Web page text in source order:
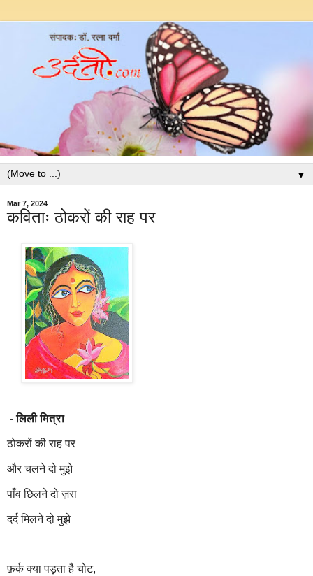
▼
Mar 7, 2024
कविताः ठोकरों की राह पर
- लिली मित्रा
ठोकरों की राह पर
और चलने दो मुझे
पाँव छिलने दो ज़रा
दर्द मिलने दो मुझे
फ़र्क क्या पड़ता है चोट,